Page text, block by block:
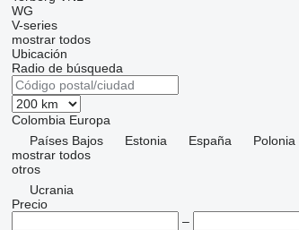
WG
V-series
mostrar todos
Ubicación
Radio de búsqueda
Colombia Europa
Países Bajos
Estonia España Polonia
mostrar todos
otros
Ucrania
Precio
–